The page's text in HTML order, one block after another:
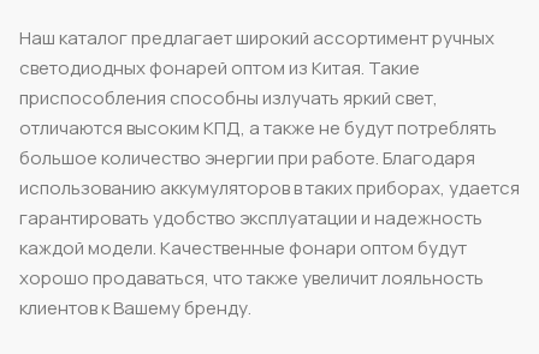
Наш каталог предлагает широкий ассортимент ручных
светодиодных фонарей оптом из Китая. Такие
приспособления способны излучать яркий свет,
отличаются высоким КПД, а также не будут потреблять
большое количество энергии при работе. Благодаря
использованию аккумуляторов в таких приборах, удается
гарантировать удобство эксплуатации и надежность
каждой модели. Качественные фонари оптом будут
хорошо продаваться, что также увеличит лояльность
клиентов к Вашему бренду.